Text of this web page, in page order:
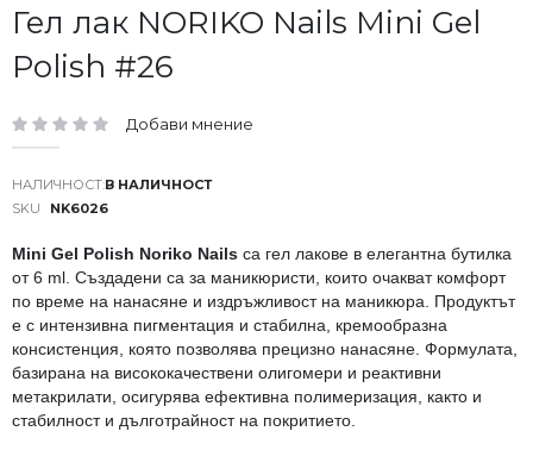
Гел лак NORIKO Nails Mini Gel
Polish #26
рейтинг: Добави мнение
В НАЛИЧНОСТ
SKU
NK6026
Mini Gel Polish Noriko Nails са гел лакове в елегантна бутилка
от 6 ml. Създадени са за маникюристи, които очакват комфорт
по време на нанасяне и издръжливост на маникюра. Продуктът
е с интензивна пигментация и стабилна, кремообразна
консистенция, която позволява прецизно нанасяне. Формулата,
базирана на висококачествени олигомери и реактивни
метакрилати, осигурява ефективна полимеризация, както и
стабилност и дълготрайност на покритието.
Преминете
към
началото
на
със
снимки